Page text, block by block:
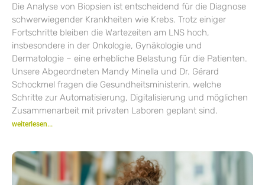
Die Analyse von Biopsien ist entscheidend für die Diagnose
schwerwiegender Krankheiten wie Krebs. Trotz einiger
Fortschritte bleiben die Wartezeiten am LNS hoch,
insbesondere in der Onkologie, Gynäkologie und
Dermatologie – eine erhebliche Belastung für die Patienten.
Unsere Abgeordneten Mandy Minella und Dr. Gérard
Schockmel fragen die Gesundheitsministerin, welche
Schritte zur Automatisierung, Digitalisierung und möglichen
Zusammenarbeit mit privaten Laboren geplant sind.
weiterlesen...